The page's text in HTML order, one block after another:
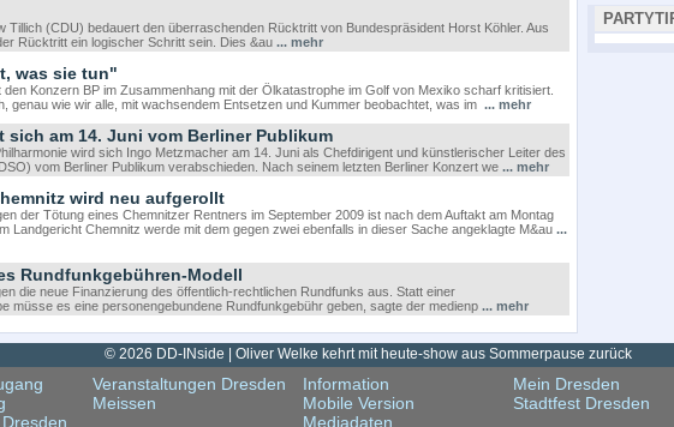
Tillich (CDU) bedauert den überraschenden Rücktritt von Bundespräsident Horst Köhler. Aus
Rücktritt ein logischer Schritt sein. Dies &au ... mehr
was sie tun"
Konzern BP im Zusammenhang mit der Ölkatastrophe im Golf von Mexiko scharf kritisiert.
genau wie wir alle, mit wachsendem Entsetzen und Kummer beobachtet, was im ... mehr
sich am 14. Juni vom Berliner Publikum
wird sich Ingo Metzmacher am 14. Juni als Chefdirigent und künstlerischer Leiter des
vom Berliner Publikum verabschieden. Nach seinem letzten Berliner Konzert we ... mehr
wird neu aufgerollt
der Tötung eines Chemnitzer Rentners im September 2009 ist nach dem Auftakt am Montag
Landgericht Chemnitz werde mit dem gegen zwei ebenfalls in dieser Sache angeklagte M&au ...
Rundfunkgebühren-Modell
die neue Finanzierung des öffentlich-rechtlichen Rundfunks aus. Statt einer
müsse es eine personengebundene Rundfunkgebühr geben, sagte der medienp ... mehr
© 2026 DD-INside | Oliver Welke kehrt mit heute-show aus Sommerpause zurück
Veranstaltungen Dresden
Meissen
Information
Mobile Version
Mediadaten
Mein Dresden
Stadtfest Dresden